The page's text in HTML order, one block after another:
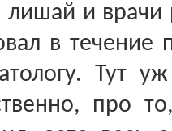
лишай и
в течение
Тут
про